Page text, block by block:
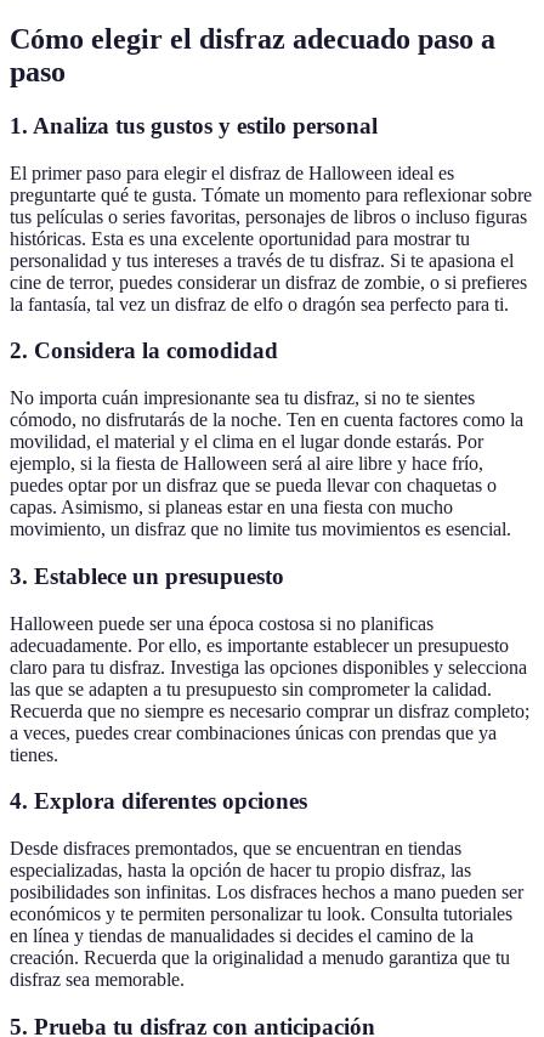
Cómo elegir el disfraz adecuado paso a
paso
1. Analiza tus gustos y estilo personal
El primer paso para elegir el disfraz de Halloween ideal es
preguntarte qué te gusta. Tómate un momento para reflexionar sobre
tus películas o series favoritas, personajes de libros o incluso figuras
históricas. Esta es una excelente oportunidad para mostrar tu
personalidad y tus intereses a través de tu disfraz. Si te apasiona el
cine de terror, puedes considerar un disfraz de zombie, o si prefieres
la fantasía, tal vez un disfraz de elfo o dragón sea perfecto para ti.
2. Considera la comodidad
No importa cuán impresionante sea tu disfraz, si no te sientes
cómodo, no disfrutarás de la noche. Ten en cuenta factores como la
movilidad, el material y el clima en el lugar donde estarás. Por
ejemplo, si la fiesta de Halloween será al aire libre y hace frío,
puedes optar por un disfraz que se pueda llevar con chaquetas o
capas. Asimismo, si planeas estar en una fiesta con mucho
movimiento, un disfraz que no limite tus movimientos es esencial.
3. Establece un presupuesto
Halloween puede ser una época costosa si no planificas
adecuadamente. Por ello, es importante establecer un presupuesto
claro para tu disfraz. Investiga las opciones disponibles y selecciona
las que se adapten a tu presupuesto sin comprometer la calidad.
Recuerda que no siempre es necesario comprar un disfraz completo;
a veces, puedes crear combinaciones únicas con prendas que ya
tienes.
4. Explora diferentes opciones
Desde disfraces premontados, que se encuentran en tiendas
especializadas, hasta la opción de hacer tu propio disfraz, las
posibilidades son infinitas. Los disfraces hechos a mano pueden ser
económicos y te permiten personalizar tu look. Consulta tutoriales
en línea y tiendas de manualidades si decides el camino de la
creación. Recuerda que la originalidad a menudo garantiza que tu
disfraz sea memorable.
5. Prueba tu disfraz con anticipación